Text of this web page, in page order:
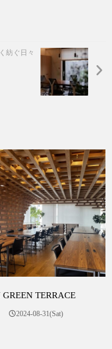
紡ぐ日々
GREEN TERRACE
2024-08-31(Sat)